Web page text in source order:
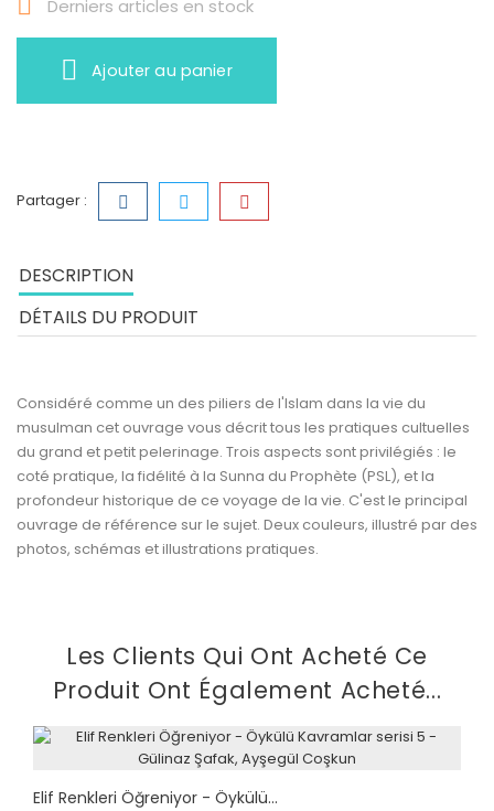
Derniers articles en stock
Ajouter au panier
Partager :
DESCRIPTION
DÉTAILS DU PRODUIT
Considéré comme un des piliers de l'Islam dans la vie du
musulman cet ouvrage vous décrit tous les pratiques cultuelles
du grand et petit pelerinage. Trois aspects sont privilégiés : le
coté pratique, la fidélité à la Sunna du Prophète (PSL), et la
profondeur historique de ce voyage de la vie. C'est le principal
ouvrage de référence sur le sujet. Deux couleurs, illustré par des
photos, schémas et illustrations pratiques.
Les Clients Qui Ont Acheté Ce
Produit Ont Également Acheté...
Elif Renkleri Öğreniyor - Öykülü...